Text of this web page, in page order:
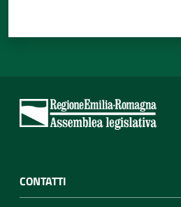
CONTATTI